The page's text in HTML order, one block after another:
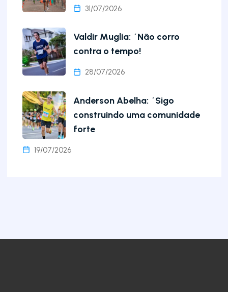
31/07/2026
Valdir Muglia: ´Não corro
contra o tempo!
28/07/2026
Anderson Abelha: ´Sigo
construindo uma comunidade
forte
19/07/2026